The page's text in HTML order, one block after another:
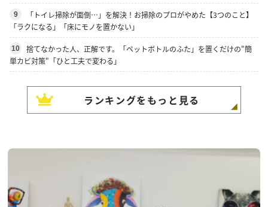
9
「トイレ掃除が面倒…」を解決！お掃除のプロがやめた【3つのこと】
「ラクになる」「床にモノを置かない」
10
捨てなかった人、正解です。「ペットボトルのふた」を置くだけの"簡
単カビ対策"「ひと工夫で変わる」
ランキングをもっと見る